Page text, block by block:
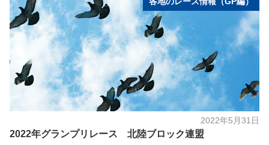
2022年5月31日
2022年グランプリレース 北陸ブロック連盟